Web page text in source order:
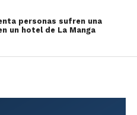
personas sufren una
un hotel de La Manga